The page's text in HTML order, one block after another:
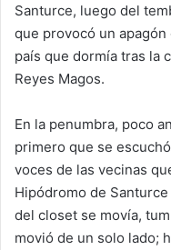
Santurce, luego del
que provocó un
país que dormía tras la
Reyes Magos.
En la penumbra, poco
primero que se
voces de las vecinas
Hipódromo de
del closet se movía,
movió de un solo lado;